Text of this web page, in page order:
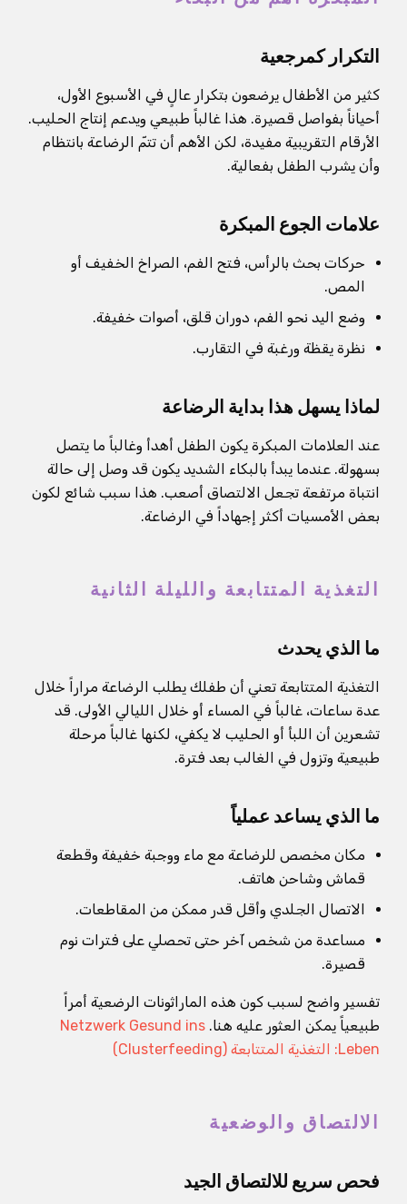
التكرار كمرجعية
كثير من الأطفال يرضعون بتكرار عالٍ في الأسبوع الأول،
أحياناً بفواصل قصيرة. هذا غالباً طبيعي ويدعم إنتاج الحليب.
الأرقام التقريبية مفيدة، لكن الأهم أن تتمّ الرضاعة بانتظام
وأن يشرب الطفل بفعالية.
علامات الجوع المبكرة
حركات بحث بالرأس، فتح الفم، الصراخ الخفيف أو
المص.
وضع اليد نحو الفم، دوران قلق، أصوات خفيفة.
نظرة يقظة ورغبة في التقارب.
لماذا يسهل هذا بداية الرضاعة
عند العلامات المبكرة يكون الطفل أهدأ وغالباً ما يتصل
بسهولة. عندما يبدأ بالبكاء الشديد يكون قد وصل إلى حالة
انتباة مرتفعة تجعل الالتصاق أصعب. هذا سبب شائع لكون
بعض الأمسيات أكثر إجهاداً في الرضاعة.
التغذية المتتابعة والليلة الثانية
ما الذي يحدث
التغذية المتتابعة تعني أن طفلك يطلب الرضاعة مراراً خلال
عدة ساعات، غالباً في المساء أو خلال الليالي الأولى. قد
تشعرين أن اللبأ أو الحليب لا يكفي، لكنها غالباً مرحلة
طبيعية وتزول في الغالب بعد فترة.
ما الذي يساعد عملياً
مكان مخصص للرضاعة مع ماء ووجبة خفيفة وقطعة
قماش وشاحن هاتف.
الاتصال الجلدي وأقل قدر ممكن من المقاطعات.
مساعدة من شخص آخر حتى تحصلي على فترات نوم
قصيرة.
تفسير واضح لسبب كون هذه الماراثونات الرضعية أمراً
طبيعياً يمكن العثور عليه هنا. Netzwerk Gesund ins
Leben: التغذية المتتابعة (Clusterfeeding)
الالتصاق والوضعية
فحص سريع للالتصاق الجيد